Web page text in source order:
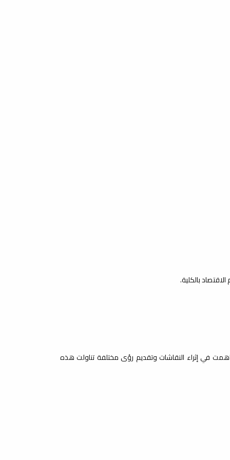
بالكلية.
في إثراء النقاشات وتقديم رؤى مختلفة تناولت هذه